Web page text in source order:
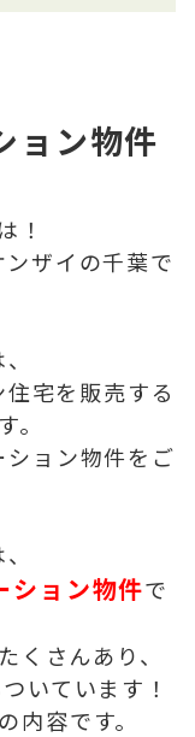
ョン物件
！
ザイの千葉で
宅を販売する
。
ョン物件をご
ション物件で
くさんあり、
いています！
内容です。